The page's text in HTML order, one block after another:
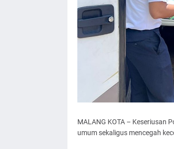
MALANG KOTA – Keseriusan
umum sekaligus mencegah